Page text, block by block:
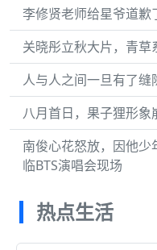
李修贤老师给星爷道歉
关晓彤立秋大片，青
人与人之间一旦有了
八月首日，果子狸形象
南俊心花怒放，因他
临BTS演唱会现场
热点生活